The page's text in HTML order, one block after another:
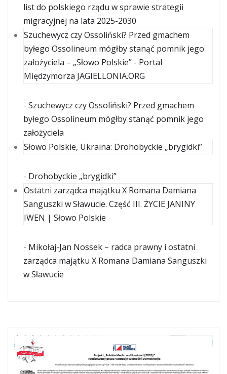
list do polskiego rządu w sprawie strategii
migracyjnej na lata 2025-2030
Szuchewycz czy Ossoliński? Przed gmachem
byłego Ossolineum mógłby stanąć pomnik jego
założyciela – „Słowo Polskie” - Portal
Międzymorza JAGIELLONIA.ORG
- Szuchewycz czy Ossoliński? Przed gmachem
byłego Ossolineum mógłby stanąć pomnik jego
założyciela
Słowo Polskie, Ukraina: Drohobyckie „brygidki”
- Drohobyckie „brygidki”
Ostatni zarządca majątku X Romana Damiana
Sanguszki w Sławucie. Część III. ŻYCIE JANINY
IWEN | Słowo Polskie
- Mikołaj-Jan Nossek – radca prawny i ostatni
zarządca majątku X Romana Damiana Sanguszki
w Sławucie